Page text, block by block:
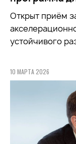
Открыт приём
устойчивого
10 МАРТА 2026